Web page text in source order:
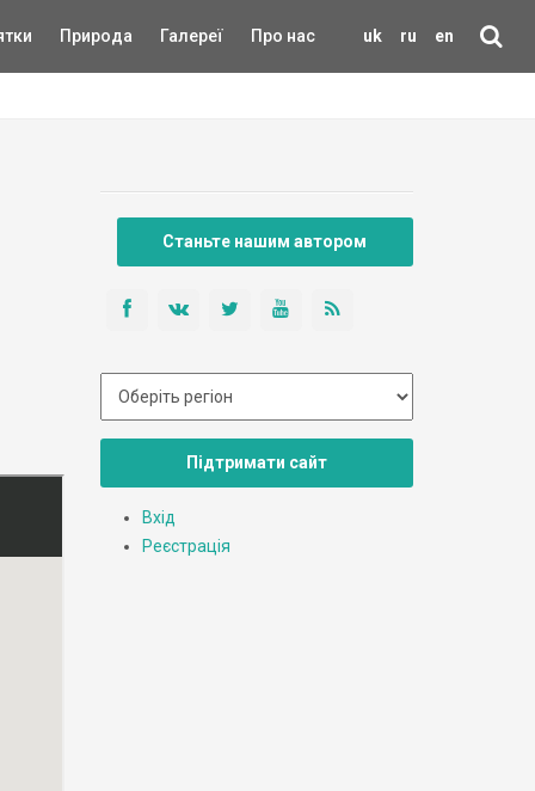
uk ru en
Природа Галереї Про нас
Станьте нашим автором
Підтримати сайт
Вхід
Реєстрація